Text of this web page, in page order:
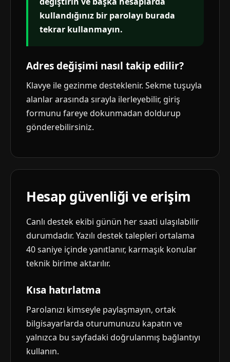
kullandığınız bir parolayı burada
tekrar kullanmayın.
Adres değişimi nasıl takip edilir?
Klavye ile gezinme desteklenir. Sekme tuşuyla
alanlar arasında sırayla ilerleyebilir, giriş
formunu fareye dokunmadan doldurup
gönderebilirsiniz.
Hesap güvenliği ve erişim
Canlı destek ekibi günün her saati ulaşılabilir
durumdadır. Yazılı destek talepleri ortalama
40 saniye içinde yanıtlanır, karmaşık konular
teknik birime aktarılır.
Kısa hatırlatma
Parolanızı kimseyle paylaşmayın, ortak
bilgisayarlarda oturumunuzu kapatın ve
yalnızca bu sayfadaki doğrulanmış bağlantıyı
kullanın.